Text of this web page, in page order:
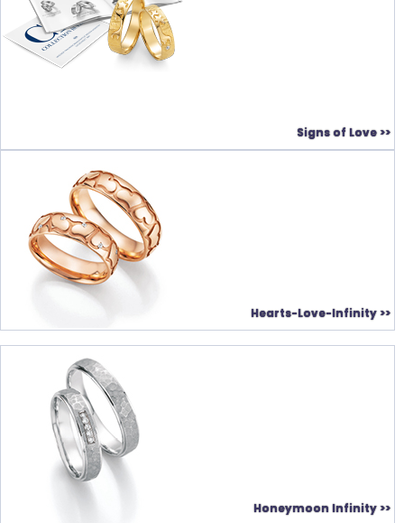
Signs of Love >>
Hearts-Love-Infinity >>
Honeymoon Infinity >>